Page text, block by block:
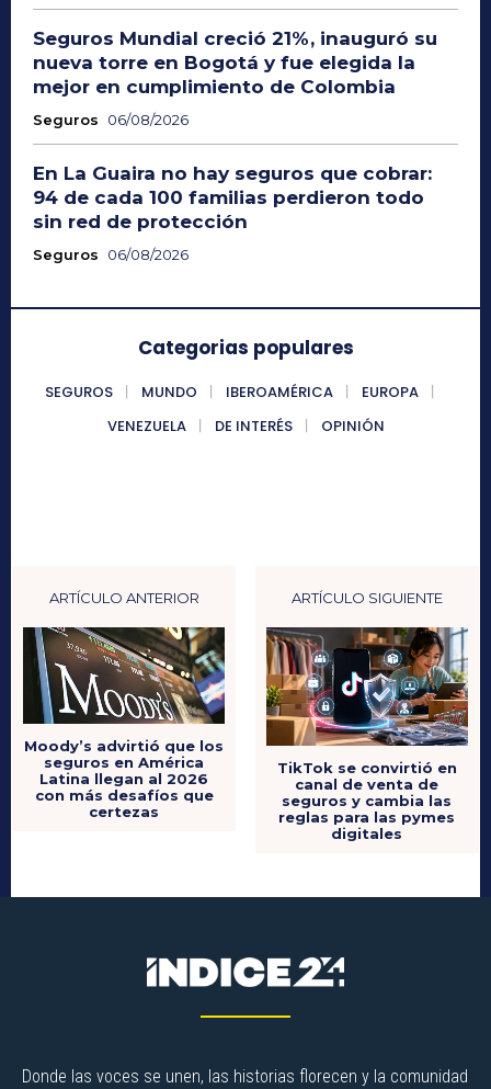
Seguros Mundial creció 21%, inauguró su
nueva torre en Bogotá y fue elegida la
mejor en cumplimiento de Colombia
Seguros 06/08/2026
En La Guaira no hay seguros que cobrar:
94 de cada 100 familias perdieron todo
sin red de protección
Seguros 06/08/2026
Categorias populares
SEGUROS MUNDO IBEROAMÉRICA
EUROPA
VENEZUELA
DE INTERÉS OPINIÓN
ARTÍCULO ANTERIOR
Moody’s advirtió que los
seguros en América
Latina llegan al 2026
con más desafíos que
certezas
ARTÍCULO SIGUIENTE
TikTok se convirtió en
canal de venta de
seguros y cambia las
reglas para las pymes
digitales
Donde las voces se unen, las historias florecen y la comunidad